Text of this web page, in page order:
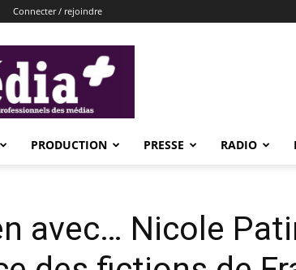
Connecter / rejoindre
PRODUCTION PRESSE RADIO
avec… Nicole